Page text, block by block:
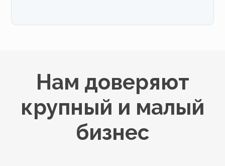
Нам доверяют
крупный и малый
бизнес